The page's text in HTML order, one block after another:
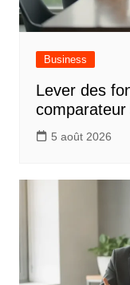
Business
Lever des
5 août 2026